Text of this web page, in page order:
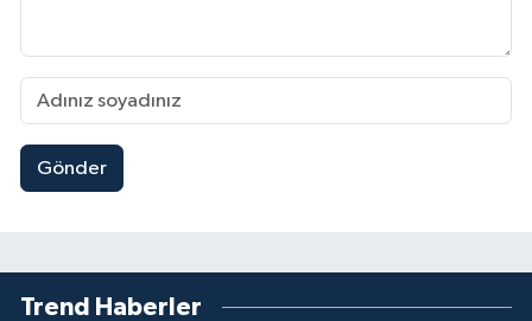
Gönder
Trend Haberler